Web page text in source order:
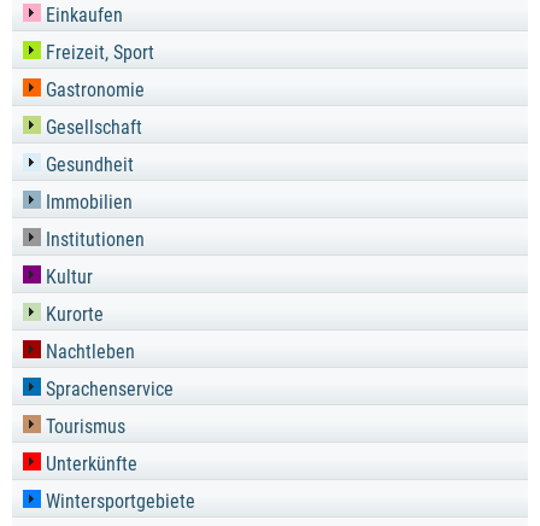
Einkaufen
Freizeit, Sport
Gastronomie
Gesellschaft
Gesundheit
Immobilien
Institutionen
Kultur
Kurorte
Nachtleben
Sprachenservice
Tourismus
Unterkünfte
Wintersportgebiete